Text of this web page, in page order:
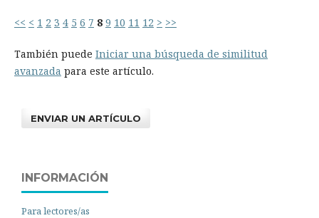
<< < 1 2 3 4 5 6 7 8 9 10 11 12 > >>
También puede Iniciar una búsqueda de similitud
avanzada para este artículo.
ENVIAR UN ARTÍCULO
INFORMACIÓN
Para lectores/as